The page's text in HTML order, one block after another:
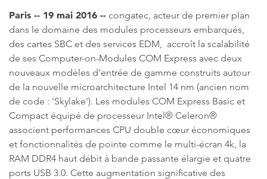
Paris -- 19 mai 2016 -- congatec, acteur de premier plan
dans le domaine des modules processeurs embarqués,
des cartes SBC et des services EDM, accroît la scalabilité
de ses Computer-on-Modules COM Express avec deux
nouveaux modèles d'entrée de gamme construits autour
de la nouvelle microarchitecture Intel 14 nm (ancien nom
de code : 'Skylake'). Les modules COM Express Basic et
Compact équipé de processeur Intel® Celeron®
associent performances CPU double cœur économiques
et fonctionnalités de pointe comme le multi-écran 4k, la
RAM DDR4 haut débit à bande passante élargie et quatre
ports USB 3.0. Cette augmentation significative des